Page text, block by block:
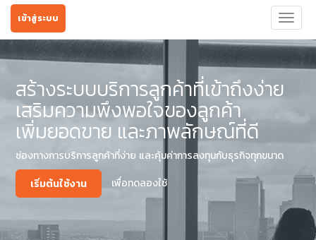
เข้าสู่ระบบ
สร้างระบบบริการลูกค้าที่เข้าถึงง่าย
เสริมความพึงพอใจของลูกค้า
เพิ่มยอดขาย และภาพลักษณ์ที่ดี
ช่องทางการบริการลูกค้าที่ง่าย และคุ้มค่าการลงทุนกับธุรกิจทุกขนาด
เริ่มต้นใช้งาน เพื่อทดลองใช้